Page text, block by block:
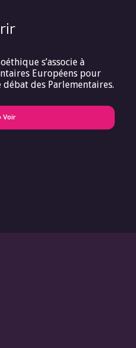
s’associe à
Européens pour
des Parlementaires.
Voir